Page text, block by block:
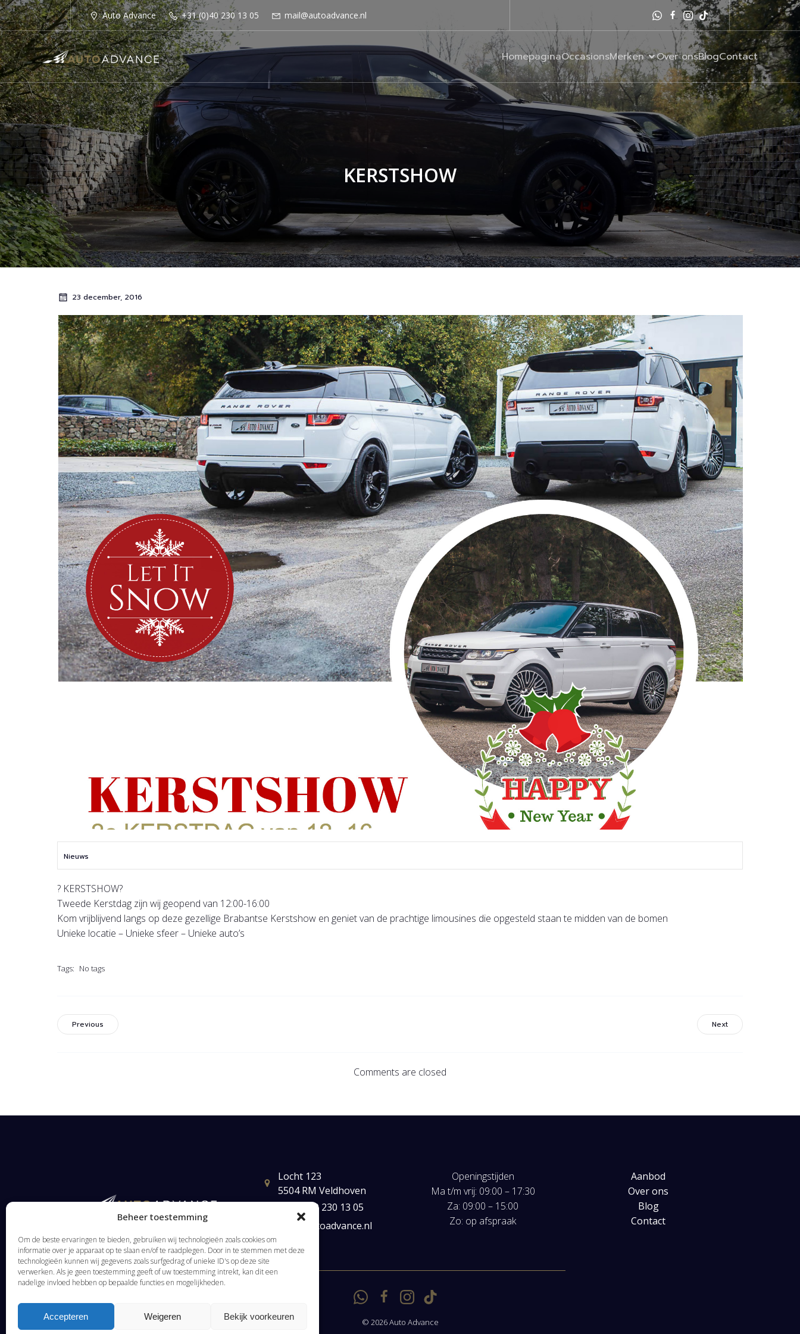
Beheer toestemming
Om de beste ervaringen te bieden, gebruiken wij technologieën zoals cookies om
informatie over je apparaat op te slaan en/of te raadplegen. Door in te stemmen met deze
technologieën kunnen wij gegevens zoals surfgedrag of unieke ID's op deze site
verwerken. Als je geen toestemming geeft of uw toestemming intrekt, kan dit een
nadelige invloed hebben op bepaalde functies en mogelijkheden.
Accepteren Weigeren Bekijk voorkeuren
Auto Advance +31 (0)40 230 13 05 mail@autoadvance.nl
HomepaginaOccasionsMerken Over onsBlogContact
KERSTSHOW
23 december, 2016
Nieuws
? KERSTSHOW?
Tweede Kerstdag zijn wij geopend van 12:00-16:00
Kom vrijblijvend langs op deze gezellige Brabantse Kerstshow en geniet van de prachtige limousines die opgesteld staan te midden van de bomen
Unieke locatie – Unieke sfeer – Unieke auto’s
Tags: No tags
Previous Next
Comments are closed
Locht 123
5504 RM Veldhoven
+31(0) 40 230 13 05
mail@autoadvance.nl
Openingstijden
Ma t/m vrij: 09:00 – 17:30
Za: 09:00 – 15:00
Zo: op afspraak
Aanbod
Over ons
Blog
Contact
© 2026 Auto Advance